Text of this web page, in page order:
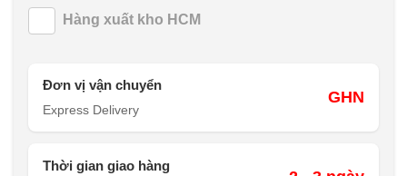
Hàng xuất kho HCM
Đơn vị vận chuyển
Express Delivery
GHN
Thời gian giao hàng